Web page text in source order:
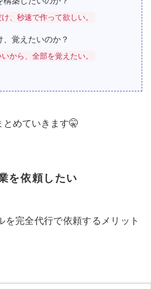
、秒速で作って欲しい。
覚えたいのか？
から、全部を覚えたい。
とめていきます🤫
を依頼したい
を完全代行で依頼するメリット